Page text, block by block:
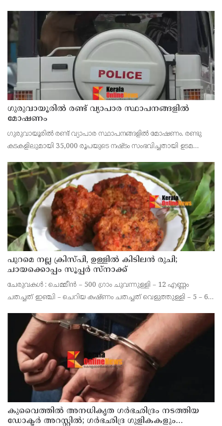
ടീസ്പൂൺ ഗരം മസാല -1/2 ടീസ്പൂൺ മല്ലി
ഗുരുവായൂരിൽ രണ്ട് വ്യാപാര സ്ഥാപനങ്ങളിൽ
മോഷണം
ഗുരുവായൂരിൽ രണ്ട് വ്യാപാര സ്ഥാപനങ്ങളിൽ മോഷണം. രണ്ടു
കടകളിലുമായി 35,000 രൂപയുടെ നഷ്ടം സംഭവിച്ചതായി ഉടമ
പുറമെ നല്ല ക്രിസ്പി, ഉള്ളിൽ കിടിലൻ രുചി;
ചായക്കൊപ്പം സൂപ്പർ സ്നാക്ക്
ചേരുവകൾ : ചെമ്മീൻ – 500 ഗ്രാം ചുവന്നുള്ളി – 12 എണ്ണം
ചതച്ചത് ഇഞ്ചി – ചെറിയ കഷ്ണം ചതച്ചത് വെളുത്തുള്ളി – 5 – 6
ടീസ്പൂൺ പെരുംജീരകം – 1/ 4 ടീസ്
കുവൈത്തില്‍ അനധികൃത ഗര്‍ഭഛിദ്രം നടത്തിയ
ഡോക്ടര്‍ അറസ്റ്റില്‍; ഗര്‍ഭഛിദ്ര ഗുളികകളും